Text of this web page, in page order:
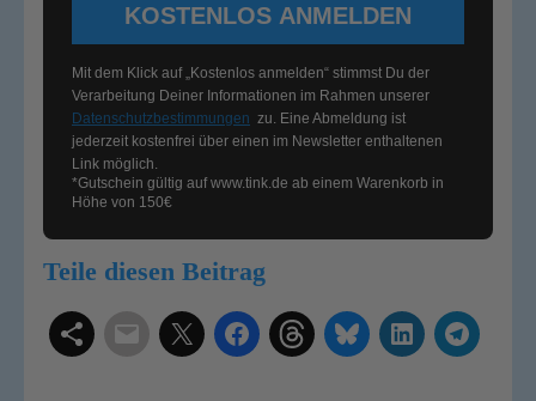
KOSTENLOS ANMELDEN
Mit dem Klick auf „Kostenlos anmelden“ stimmst Du der
Verarbeitung Deiner Informationen im Rahmen unserer
Datenschutzbestimmungen zu. Eine Abmeldung ist
jederzeit kostenfrei über einen im Newsletter enthaltenen
Link möglich.
*Gutschein gültig aufwww.tink.de ab einem Warenkorb in
Höhe von 150€
Teile diesen Beitrag